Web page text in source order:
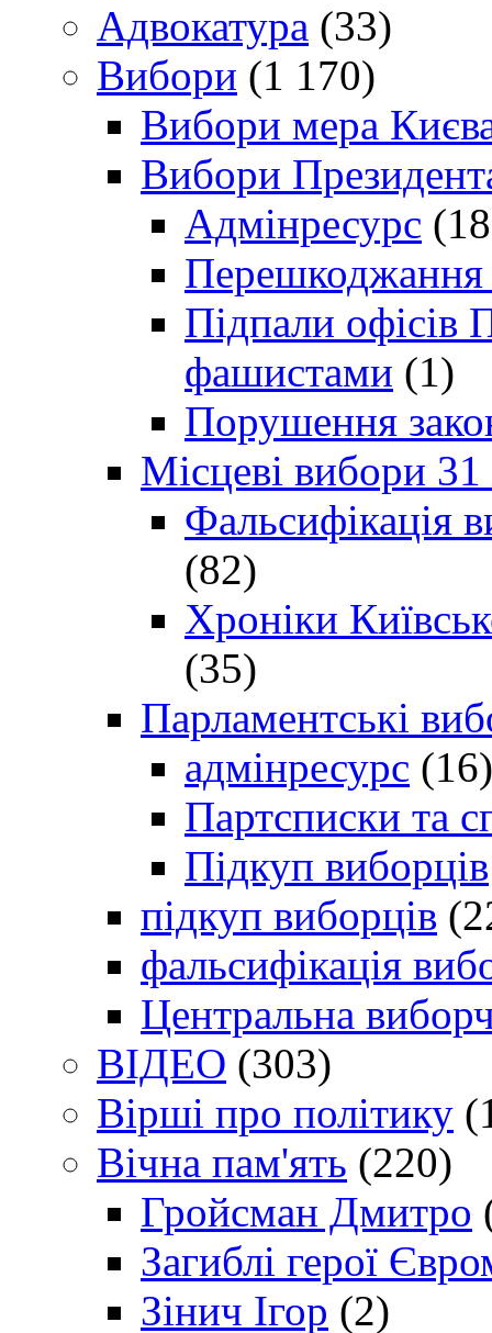
Адвокатура (33)
Вибори (1 170)
Вибори мера
Вибори
Адмінресурс
Перешкоджання
Підпали офісів
фашистами (1)
Порушення
Місцеві вибори
Фальсифікація
(82)
Хроніки
(35)
Парламентські
адмінресурс (16)
Партсписки та
Підкуп виборців
підкуп виборців
фальсифікація
Центральна
ВІДЕО (303)
Вірші про політику
Вічна пам'ять (220)
Гройсман Дмитро
Загиблі герої
Зінич Ігор (2)